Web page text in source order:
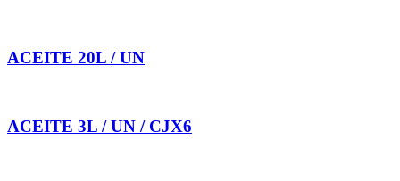
ACEITE 20L / UN
ACEITE 3L / UN / CJX6